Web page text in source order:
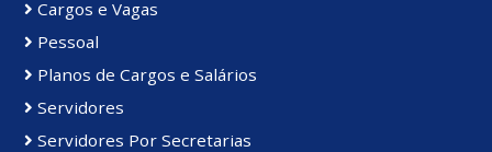
Cargos e Vagas
Pessoal
Planos de Cargos e Salários
Servidores
Servidores Por Secretarias